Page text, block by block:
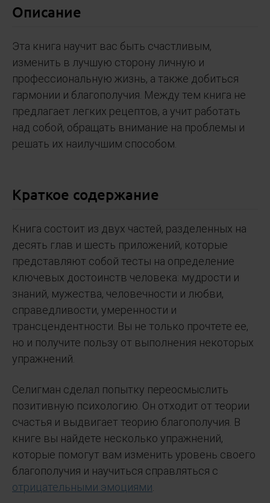
Описание
Эта книга научит вас быть счастливым,
изменить в лучшую сторону личную и
профессиональную жизнь, а также добиться
гармонии и благополучия. Между тем книга не
предлагает легких рецептов, а учит работать
над собой, обращать внимание на проблемы и
решать их наилучшим способом.
Краткое содержание
Книга состоит из двух частей, разделенных на
десять глав и шесть приложений, которые
представляют собой тесты на определение
ключевых достоинств человека: мудрости и
знаний, мужества, человечности и любви,
справедливости, умеренности и
трансцендентности. Вы не только прочтете ее,
но и получите пользу от выполнения некоторых
упражнений.
Селигман сделал попытку переосмыслить
позитивную психологию. Он отходит от теории
счастья и выдвигает теорию благополучия. В
книге вы найдете несколько упражнений,
которые помогут вам изменить уровень своего
благополучия и научиться справляться с
отрицательными эмоциями.